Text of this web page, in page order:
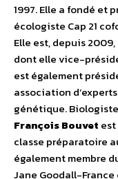
1997. Elle a fondé et
écologiste Cap 21
Elle est, depuis
dont elle vice-
est également
association
génétique.
François Bouvet
classe préparatoire
également membre
Jane Goodall-